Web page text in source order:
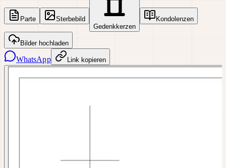
Parte
Sterbebild
Gedenkkerzen
Kondolenzen
Bilder hochladen
WhatsApp Link kopieren